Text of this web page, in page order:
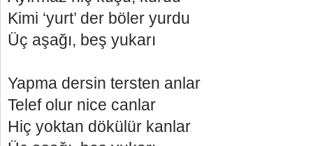
Kimi ‘yurt’ der böler yurdu
Üç aşağı, beş yukarı
Yapma dersin tersten anlar
Telef olur nice canlar
Hiç yoktan dökülür kanlar